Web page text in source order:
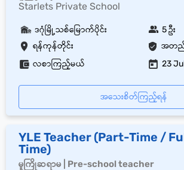
Starlets Private School
ရန်ကုန်တိုင်း အတည်
ဒဂုံမြို့သစ်မြောက်ပိုင်း 5 ဦး
လစာကြည့်မယ် 23
အသေးစိတ်ကြည့်ရန်
YLE Teacher (Part-Time /
Time)
မူကြိုဆရာမ | Pre-school teacher